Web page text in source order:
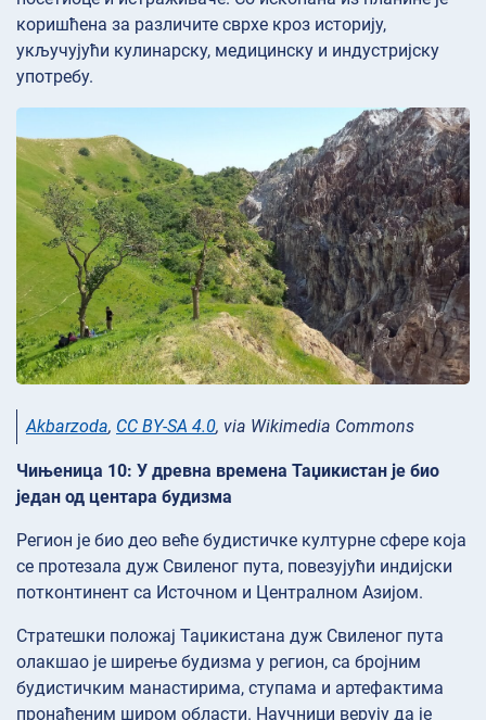
коришћена за различите сврхе кроз историју,
укључујући кулинарску, медицинску и индустријску
употребу.
Akbarzoda, CC BY-SA 4.0, via Wikimedia Commons
Чињеница 10: У древна времена Таџикистан је био
један од центара будизма
Регион је био део веће будистичке културне сфере која
се протезала дуж Свиленог пута, повезујући индијски
потконтинент са Источном и Централном Азијом.
Стратешки положај Таџикистана дуж Свиленог пута
олакшао је ширење будизма у регион, са бројним
будистичким манастирима, ступама и артефактима
пронађеним широм области. Научници верују да је